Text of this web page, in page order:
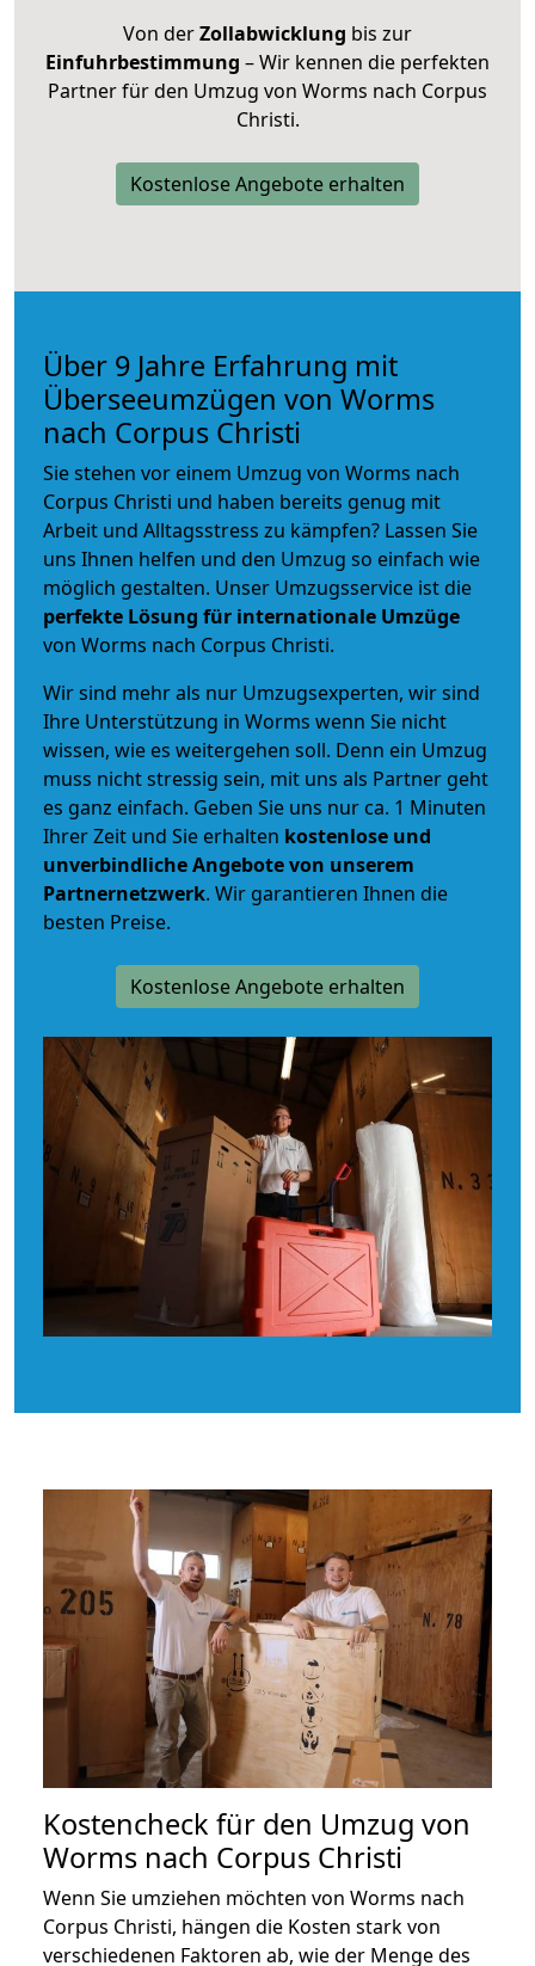
Von derZollabwicklung bis zur
Einfuhrbestimmung – Wir kennen die perfekten
Partner für den Umzug von Worms nach Corpus
Christi.
Kostenlose Angebote erhalten
Über 9 Jahre Erfahrung mit
Überseeumzügen von Worms
nach Corpus Christi
Sie stehen vor einem Umzug von Worms nach
Corpus Christi und haben bereits genug mit
Arbeit und Alltagsstress zu kämpfen? Lassen Sie
uns Ihnen helfen und den Umzug so einfach wie
möglich gestalten. Unser Umzugsservice ist die
perfekte Lösung für internationale Umzüge
von Worms nach Corpus Christi.
Wir sind mehr als nur Umzugsexperten, wir sind
Ihre Unterstützung in Worms wenn Sie nicht
wissen, wie es weitergehen soll. Denn ein Umzug
muss nicht stressig sein, mit uns als Partner geht
es ganz einfach. Geben Sie uns nur ca. 1 Minuten
Ihrer Zeit und Sie erhalten kostenlose und
unverbindlicheAngebote von unserem
Partnernetzwerk. Wir garantieren Ihnen die
besten Preise.
Kostenlose Angebote erhalten
Kostencheck für den Umzug von
Worms nach Corpus Christi
Wenn Sie umziehen möchten von Worms nach
Corpus Christi, hängen die Kosten stark von
verschiedenen Faktoren ab, wie der Menge des